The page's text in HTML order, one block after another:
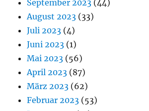
September 2023 (44)
August 2023 (33)
Juli 2023 (4)
Juni 2023 (1)
Mai 2023 (56)
April 2023 (87)
März 2023 (62)
Februar 2023 (53)